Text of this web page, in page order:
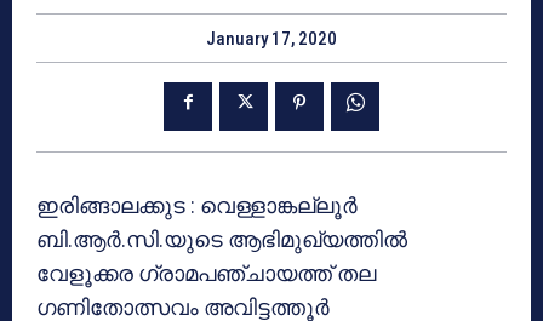
January 17, 2020
ഇരിങ്ങാലക്കുട : വെള്ളാങ്കല്ലൂര്‍
ബി.ആര്‍.സി.യുടെ ആഭിമുഖ്യത്തില്‍
വേളൂക്കര ഗ്രാമപഞ്ചായത്ത് തല
ഗണിതോത്സവം അവിട്ടത്തൂര്‍